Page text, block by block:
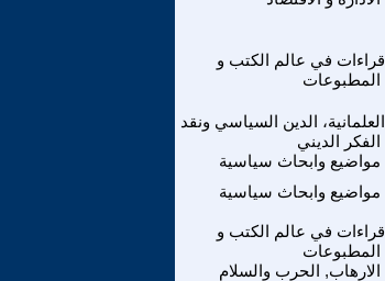
قراءات في عالم الكتب و
المطبوعات
العلمانية، الدين السياسي ونقد
الفكر الديني
مواضيع وابحاث سياسية
مواضيع وابحاث سياسية
قراءات في عالم الكتب و
المطبوعات
الارهاب, الحرب والسلام